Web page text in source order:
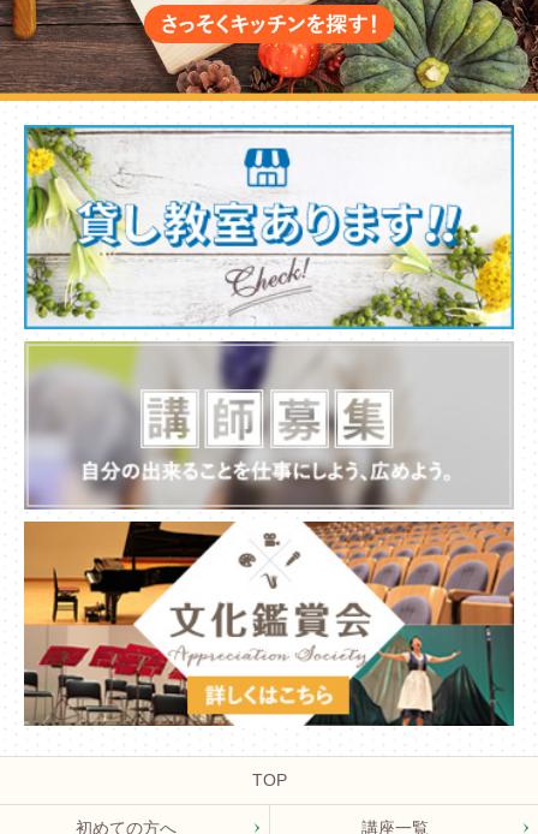
TOP
初めての方へ 講座一覧